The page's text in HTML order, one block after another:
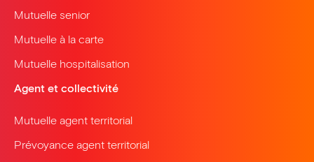
Mutuelle senior
Mutuelle à la carte
Mutuelle hospitalisation
Agent et collectivité
Mutuelle agent territorial
Prévoyance agent territorial